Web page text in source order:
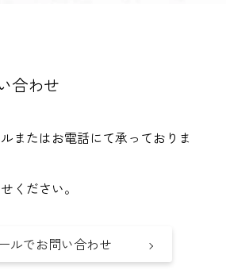
合わせ
またはお電話にて承っておりま
ください。
ルでお問い合わせ